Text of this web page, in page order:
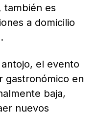
también es
a domicilio
el evento
gastronómico en
baja,
nuevos